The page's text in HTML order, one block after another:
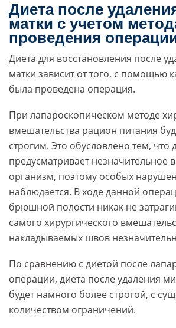
Диета после
матки с учетом
проведения
Диета для восстановления после
матки зависит от того, с помощью
была проведена операция.
При лапароскопическом методе
вмешательства рацион питания
строгим. Это обусловлено тем, что
предусматривает незначительное
организм, поэтому особых
наблюдается. В ходе данной
брюшной полости никак не
самого хирургического
накладываемых швов
По сравнению с диетой после
операции, диета после удаления
будет намного более строгой, с
количеством ограничений.